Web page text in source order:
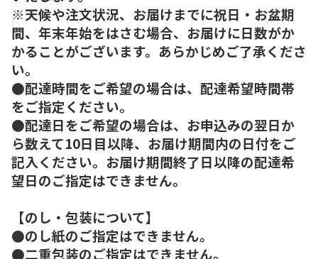
※天候や注文状況、お届けまでに祝日・お盆期
間、年末年始をはさむ場合、お届けに日数がか
かることがございます。あらかじめご了承くださ
い。
●配達時間をご希望の場合は、配達希望時間帯
をご指定ください。
●配達日をご希望の場合は、お申込みの翌日か
ら数えて10日目以降、お届け期間内の日付をご
記入ください。お届け期間終了日以降の配達希
望日のご指定はできません。
【のし・包装について】
●のし紙のご指定はできません。
●二重包装のご指定はできません。